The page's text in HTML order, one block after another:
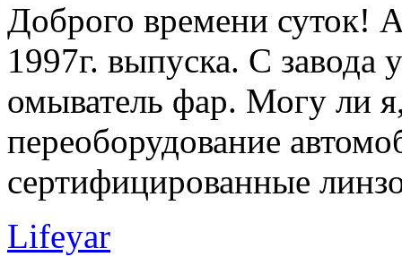
Доброго времени суток!
1997г. выпуска. С завода
омыватель фар. Могу ли
переоборудование
сертифицированные
Lifeyar